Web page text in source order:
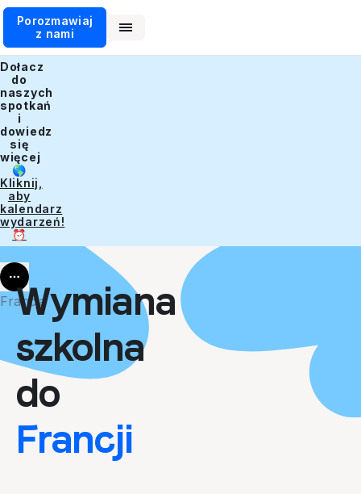
Porozmawiaj
z nami
Dołacz
do
naszych
spotkań
i
dowiedz
się
więcej
🌎
Kliknij,
aby
kalendarz
wydarzeń!
⏰
More
Francja
Wymiana
szkolna
do
Francji